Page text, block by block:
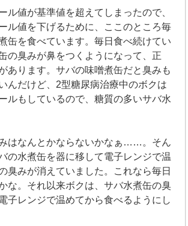
ル値が基準値を超えてしまったので、
ル値を下げるために、ここのところ毎
缶を食べています。毎日食べ続けてい
の臭みが鼻をつくようになって、正
あります。サバの味噌煮缶だと臭みも
んだけど、2型糖尿病治療中のボクは
ルもしているので、糖質の多いサバ水
はなんとかならないかなぁ……。そん
の水煮缶を器に移して電子レンジで温
臭みが消えていました。これなら毎日
な。それ以来ボクは、サバ水煮缶の臭
子レンジで温めてから食べるようにし